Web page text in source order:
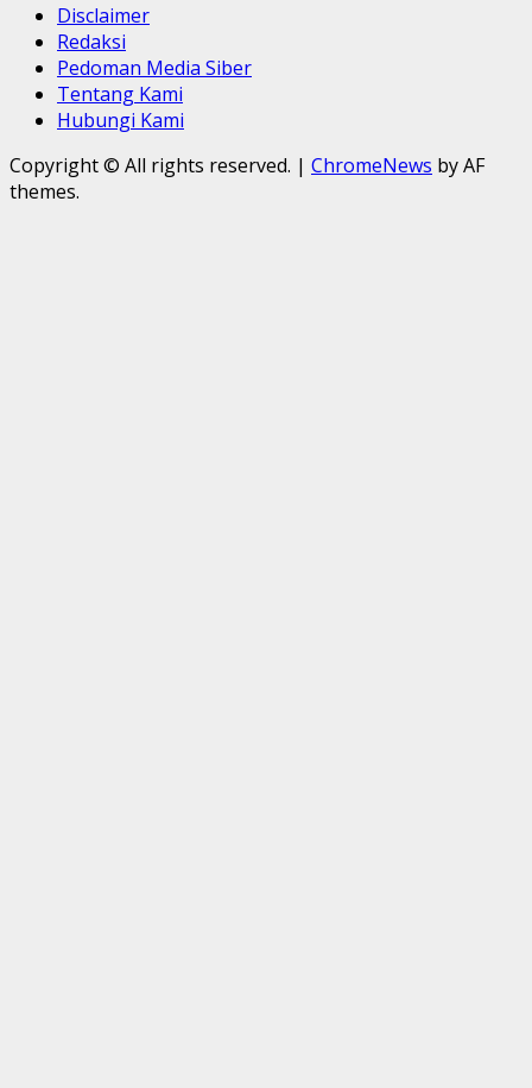
Disclaimer
Redaksi
Pedoman Media Siber
Tentang Kami
Hubungi Kami
Copyright © All rights reserved. | ChromeNews by AF
themes.